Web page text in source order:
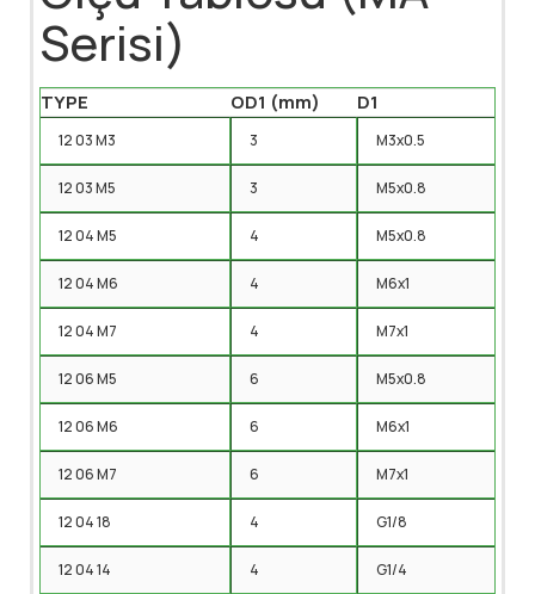
Serisi)
TYPE OD1 (mm) D1
12 03 M3 3 M3x0.5
12 03 M5 3 M5x0.8
12 04 M5 4 M5x0.8
12 04 M6 4 M6x1
12 04 M7 4 M7x1
12 06 M5 6 M5x0.8
12 06 M6 6 M6x1
12 06 M7 6 M7x1
12 04 18 4 G1/8
12 04 14 4 G1/4